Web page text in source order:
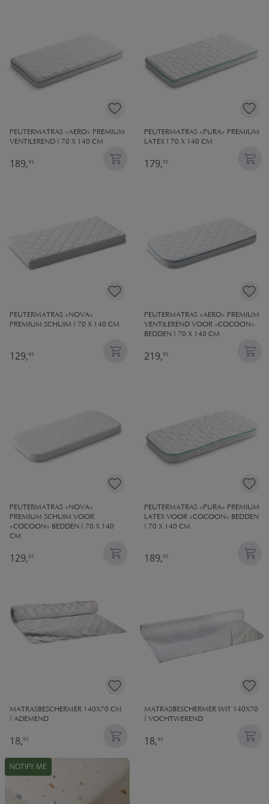
PEUTERMATRAS «AERO» PREMIUM
VENTILEREND | 70 X 140 CM
189,95
PEUTERMATRAS «PURA» PREMIUM
LATEX | 70 X 140 CM
179,95
PEUTERMATRAS «NOVA»
PREMIUM SCHUIM | 70 X 140 CM
129,95
PEUTERMATRAS «AERO» PREMIUM
VENTILEREND VOOR «COCOON»
BEDDEN | 70 X 140 CM
219,95
PEUTERMATRAS «NOVA»
PREMIUM SCHUIM VOOR
«COCOON» BEDDEN | 70 X 140
CM
129,95
PEUTERMATRAS «PURA» PREMIUM
LATEX VOOR «COCOON» BEDDEN
| 70 X 140 CM
189,95
MATRASBESCHERMER 140X70 CM
| ADEMEND
18,95
MATRASBESCHERMER WIT 140X70
| VOCHTWEREND
18,95
NOTIFY ME